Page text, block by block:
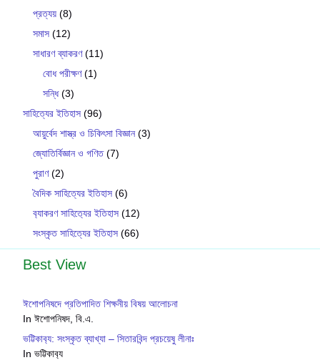
প্রত্যয় (8)
সমাস (12)
সাধারণ ব্যাকরণ(11)
বোধ পরীক্ষণ(1)
সন্ধি(3)
সাহিত্যের ইতিহাস (96)
আয়ুর্বেদ শাস্ত্র ও চিকিৎসা বিজ্ঞান(3)
জ্যোতির্বিজ্ঞান ও গণিত(7)
পুরাণ(2)
বৈদিক সাহিত্যের ইতিহাস (6)
ব‍্যাকরণ সাহিত‍্যের ইতিহাস (12)
সংস্কৃত সাহিত্যের ইতিহাস (66)
Best View
ঈশোপনিষদে প্রতিপাদিত শিক্ষনীয় বিষয় আলোচনা
In ঈশোপনিষদ, বি.এ.
ভট্টিকাব‍্য: সংস্কৃত ব্যাখ্যা – সিতারবিন্দ প্রচয়েষু লীনাঃ
In ভট্টিকাব‍্য